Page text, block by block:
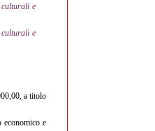
culturali e
culturali e
a titolo
economico e